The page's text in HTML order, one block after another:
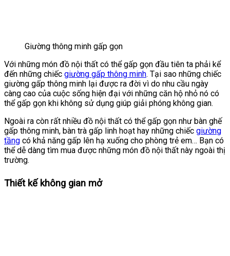
Giường thông minh gấp gọn
Với những món đồ nội thất có thể gấp gọn đầu tiên ta phải kể
đến những chiếc giường gấp thông minh. Tại sao những chiếc
giường gấp thông minh lại được ra đời vì do nhu cầu ngày
càng cao của cuộc sống hiện đại với những căn hộ nhỏ nó có
thể gấp gọn khi không sử dụng giúp giải phóng không gian.
Ngoài ra còn rất nhiều đồ nội thất có thể gấp gọn như bàn ghế
gấp thông minh, bàn trà gấp linh hoạt hay những chiếc giường
tầng có khả năng gấp lên hạ xuống cho phòng trẻ em… Bạn có
thể dễ dàng tìm mua được những món đồ nội thất này ngoài thị
trường.
Thiết kế không gian mở